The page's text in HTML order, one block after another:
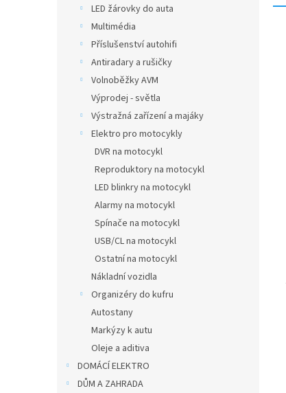
LED žárovky do auta
Multimédia
Příslušenství autohifi
Antiradary a rušičky
Volnoběžky AVM
Výprodej - světla
Výstražná zařízení a majáky
Elektro pro motocykly
DVR na motocykl
Reproduktory na motocykl
LED blinkry na motocykl
Alarmy na motocykl
Spínače na motocykl
USB/CL na motocykl
Ostatní na motocykl
Nákladní vozidla
Organizéry do kufru
Autostany
Markýzy k autu
Oleje a aditiva
DOMÁCÍ ELEKTRO
DŮM A ZAHRADA